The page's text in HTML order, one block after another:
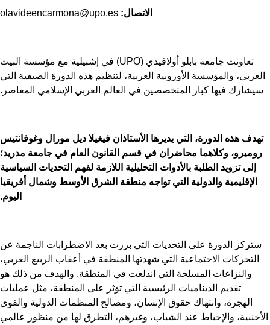
الاتصال: olavideencarmona@upo.es
تعاونت جامعة بابلو أولافيدي (UPO) في إشبيلية مع مؤسسة البيت
والمؤسسة الأوروبية العربية، لتنظيم هذه الدورة الصيفية التي
فيها كبار المتخصصين في العالم العربي الإسلامي المعاصر.
هذه الدورة، التي يديرها الأستاذان فيغيلا ديل مورال وغوفانتيس
وكلاهما محاضران في قسم القانون العام في جامعة مدريد؛
إلى تزويد الطلبة بالأدوات التحليلية اللازمة لفهم التحديات السياسية
الإقليمية والدولية التي تواجه منطقة الشرق الأوسط وشمال أفريقيا
اليوم.
ستركز الدورة على التحديات التي برزت بعد الاضطرابات الناجمة عن
التحركات الاجتماعية التي شهدتها المنطقة في أعقاب الربيع العربي،
والنزاعات المسلحة التي اندلعت في المنطقة. والهدف من ذلك هو
تقديم الديناميات الرئيسية التي تؤثر على المنطقة، مثل عمليات
الهجرة، وانتهاك حقوق الإنسان، ومصالح المنظمات الدولية والقوى
والإحباط عند الشباب، وغيرهم، التطرق لها من منظور عالمي